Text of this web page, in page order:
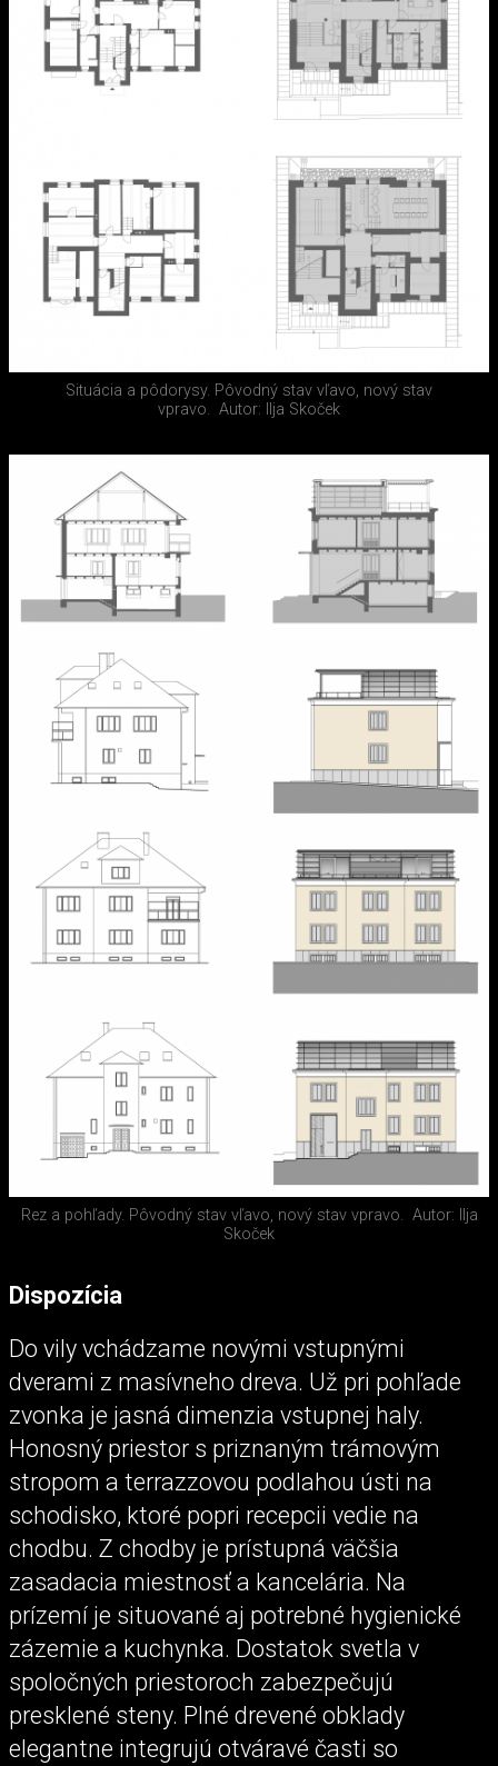
Situácia a pôdorysy. Pôvodný stav vľavo, nový stav
vpravo. Autor: Ilja Skoček
Rez a pohľady. Pôvodný stav vľavo, nový stav vpravo. Autor: Ilja
Skoček
Dispozícia
Do vily vchádzame novými vstupnými
dverami z masívneho dreva. Už pri pohľade
zvonka je jasná dimenzia vstupnej haly.
Honosný priestor s priznaným trámovým
stropom a terrazzovou podlahou ústi na
schodisko, ktoré popri recepcii vedie na
chodbu. Z chodby je prístupná väčšia
zasadacia miestnosť a kancelária. Na
prízemí je situované aj potrebné hygienické
zázemie a kuchynka. Dostatok svetla v
spoločných priestoroch zabezpečujú
presklené steny. Plné drevené obklady
elegantne integrujú otváravé časti so